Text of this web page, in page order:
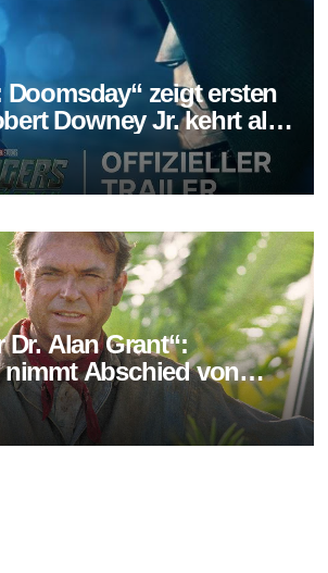
Doomsday“ zeigt ersten
Downey Jr. kehrt als
zurück
Dr. Alan Grant“:
Abschied von